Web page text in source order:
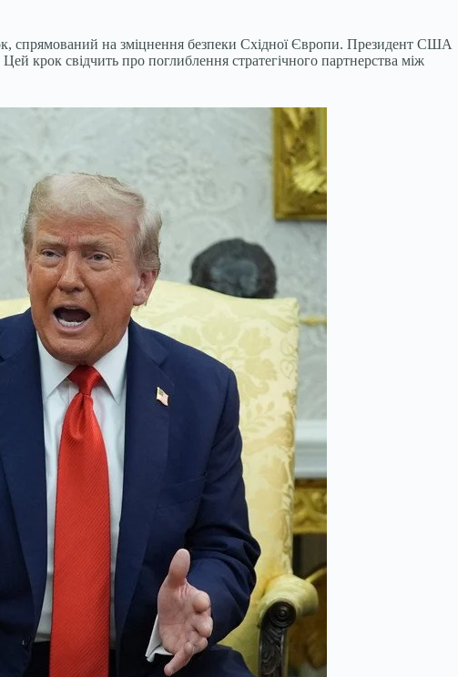
спрямований на зміцнення безпеки Східної Європи. Президент США
крок свідчить про поглиблення стратегічного партнерства між